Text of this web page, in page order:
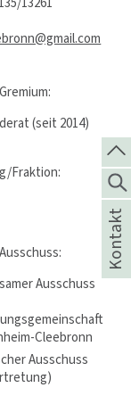
(seit 2014)
Fraktion:
Ausschuss
Cleebronn
Ausschuss
Kontakt